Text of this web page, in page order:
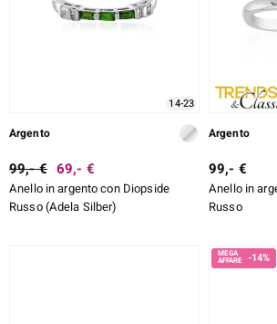
14-23
Argento
99,- € 69,- €
Anello in argento con Diopside
Russo (Adela Silber)
Argento
99,- €
Anello in
Russo
-14%